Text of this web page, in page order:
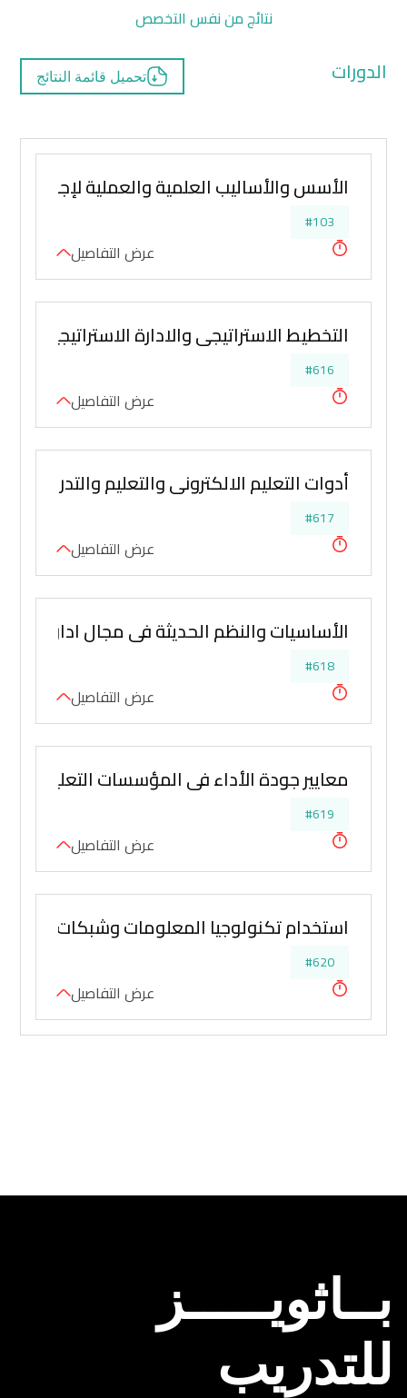
نتائج من نفس التخصص
الدورات تحميل قائمة النتائج
الأسس والأساليب العلمية والعملية لإجراء
#103
عرض التفاصيل
التخطيط الاستراتيجي والادارة الاستراتيجية
#616
عرض التفاصيل
أدوات التعليم الالكتروني والتعليم
#617
عرض التفاصيل
الأساسيات والنظم الحديثة في مجال ادارة
#618
عرض التفاصيل
معايير جودة الأداء في المؤسسات التعليمية
#619
عرض التفاصيل
استخدام تكنولوجيا المعلومات وشبكات
#620
عرض التفاصيل
بــاثويـــــز
للتدريب